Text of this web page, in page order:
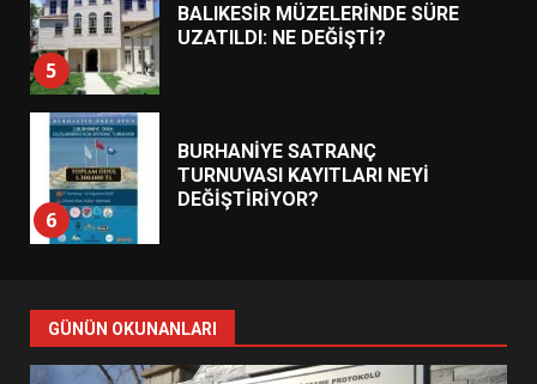
5
BALIKESİR MÜZELERİNDE SÜRE
UZATILDI: NE DEĞİŞTİ?
6
BURHANİYE SATRANÇ
TURNUVASI KAYITLARI NEYİ
DEĞİŞTİRİYOR?
7
YENİ YÖNETİM NASIL
ŞEKİLLENDİ?
GÜNÜN OKUNANLARI